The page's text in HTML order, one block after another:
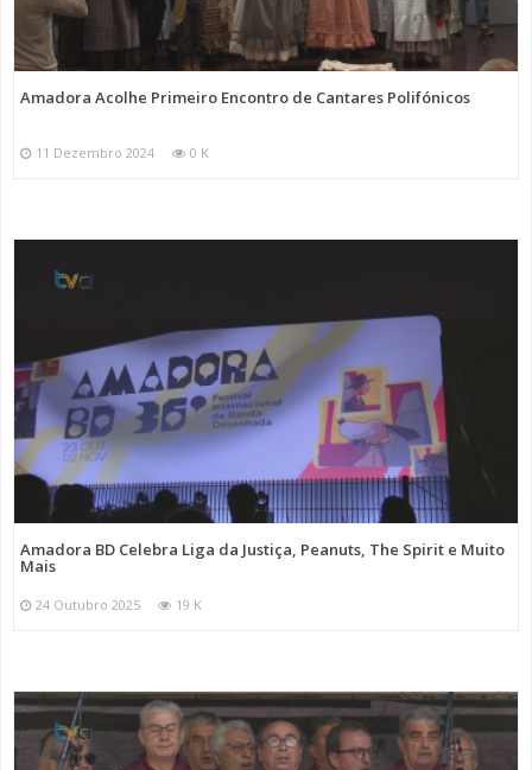
Amadora Acolhe Primeiro Encontro de Cantares Polifónicos
11 Dezembro 2024 0 K
Amadora BD Celebra Liga da Justiça, Peanuts, The Spirit e Muito
Mais
24 Outubro 2025 19 K